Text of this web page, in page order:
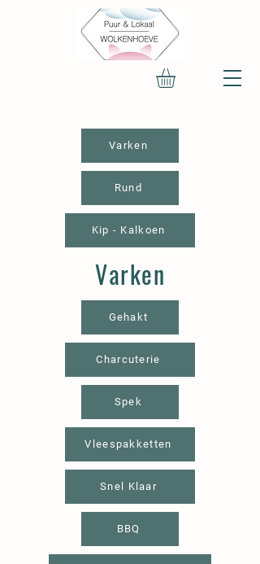
Varken
Rund
Kip - Kalkoen
Varken
Gehakt
Charcuterie
Spek
Vleespakketten
Snel Klaar
BBQ